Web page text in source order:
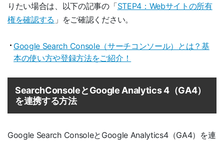
りたい場合は、以下の記事の「STEP4：Webサイトの所有
権を確認する 」をご確認ください。
Google Search Console（サーチコンソール）とは？基
本の使い方や登録方法をご紹介！
SearchConsoleとGoogle Analytics 4（GA4）
を連携する方法
Google Search ConsoleとGoogle Analytics4（GA4）を連